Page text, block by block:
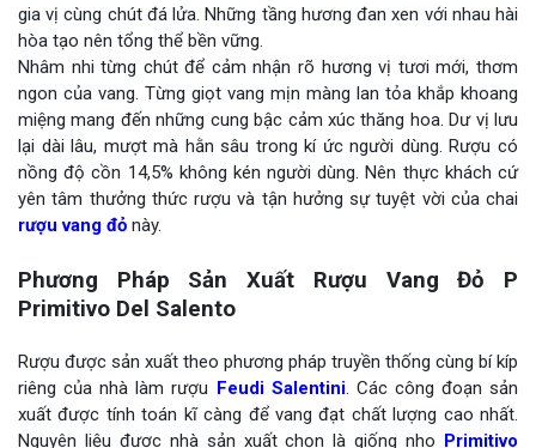
gia vị cùng chút đá lửa. Những tầng hương đan xen với nhau hài
hòa tạo nên tổng thể bền vững.
Nhâm nhi từng chút để cảm nhận rõ hương vị tươi mới, thơm
ngon của vang. Từng giọt vang mịn màng lan tỏa khắp khoang
miệng mang đến những cung bậc cảm xúc thăng hoa. Dư vị lưu
lại dài lâu, mượt mà hằn sâu trong kí ức người dùng. Rượu có
nồng độ cồn 14,5% không kén người dùng. Nên thực khách cứ
yên tâm thưởng thức rượu và tận hưởng sự tuyệt vời của chai
rượu vang đỏ này.
Phương Pháp Sản Xuất Rượu Vang Đỏ P
Primitivo Del Salento
Rượu được sản xuất theo phương pháp truyền thống cùng bí kíp
riêng của nhà làm rượu Feudi Salentini. Các công đoạn sản
xuất được tính toán kĩ càng để vang đạt chất lượng cao nhất.
Nguyên liệu được nhà sản xuất chọn là giống nho Primitivo